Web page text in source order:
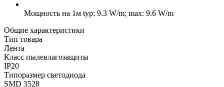
Мощность на 1м typ: 9.3 W/m; max: 9.6 W/m
Общие характеристики
Тип товара
Лента
Класс пылевлагозащиты
IP20
Типоразмер светодиода
SMD 3528